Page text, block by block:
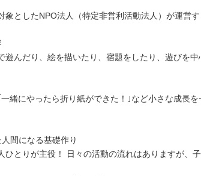
象としたNPO法人（特定非営利活動法人）が運営す
遊んだり、絵を描いたり、宿題をしたり、遊びを
緒にやったら折り紙ができた！｣など小さな成長
間になる基礎作り
ひとりが主役！ 日々の活動の流れはありますが、